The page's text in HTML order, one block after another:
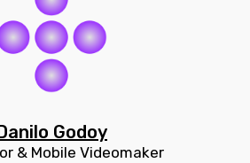
Godoy
& Mobile Videomaker